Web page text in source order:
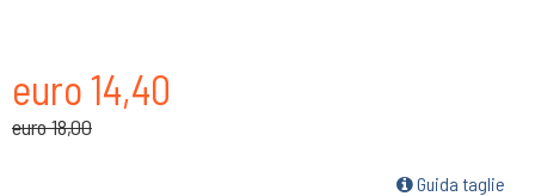
euro 14,40
euro 18,00
Guida taglie